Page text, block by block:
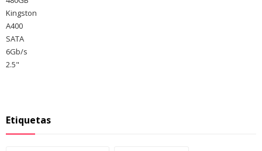
Etiquetas